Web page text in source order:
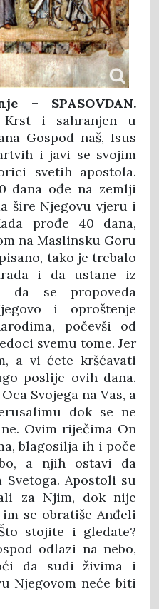
– SPASOVDAN.
i sahranjen u
Gospod naš, Isus
i javi se svojim
svetih apostola.
dana ođe na zemlji
šire Njegovu vjeru i
prođe 40 dana,
na Maslinsku Goru
tako je trebalo
i da ustane iz
se propoveda
i oproštenje
počevši od
svemu tome. Jer
a vi ćete kršćavati
poslije ovih dana.
Svojega na Vas, a
dok se ne
Ovim riječima On
blagosilja ih i poče
a njih ostavi da
Svetoga. Apostoli su
za Njim, dok nije
se obratiše Anđeli
stojite i gledate?
odlazi na nebo,
da sudi živima i
Njegovom neće biti